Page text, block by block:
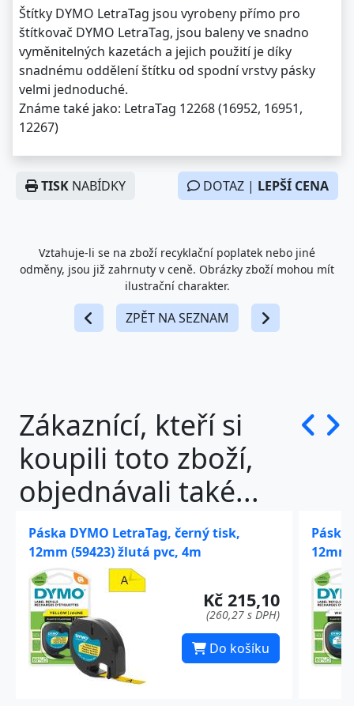
Štítky DYMO LetraTag jsou vyrobeny přímo pro
štítkovač DYMO LetraTag, jsou baleny ve snadno
vyměnitelných kazetách a jejich použití je díky
snadnému oddělení štítku od spodní vrstvy pásky
velmi jednoduché.
Známe také jako: LetraTag 12268 (16952, 16951,
12267)
TISK NABÍDKY DOTAZ | LEPŠÍ CENA
Vztahuje-li se na zboží recyklační poplatek nebo jiné
odměny, jsou již zahrnuty v ceně. Obrázky zboží mohou mít
ilustrační charakter.
ZPĚT NA SEZNAM
Zákaznící, kteří si
koupili toto zboží,
objednávali také...
Páska DYMO LetraTag, černý tisk,
12mm (59423) žlutá pvc, 4m
Kč 215,10
(260,27 s DPH)
Do košíku
Páska
12mm